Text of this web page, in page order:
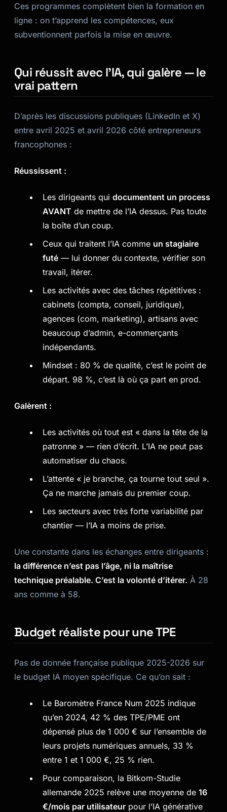
Ces programmes complètent bien la formation en
ligne : on t’apprend les compétences, eux
subventionnent parfois la mise en œuvre.
Qui réussit avec l’IA, qui galère — le
vrai pattern
D’après les discussions publiques (LinkedIn et X)
entre avril 2025 et avril 2026 côté entrepreneurs
francophones :
Réussissent :
Les dirigeants qui documentent un process
AVANT de mettre de l’IA dessus. Pas toute
la boîte d’un coup.
Ceux qui traitent l’IA comme un stagiaire
futé — lui donner du contexte, vérifier son
travail, itérer.
Les activités avec des tâches répétitives :
cabinets (compta, conseil, juridique),
agences (com, marketing), artisans avec
beaucoup d’admin, e-commerçants
indépendants.
Mindset : 80 % de qualité, c’est le point de
départ. 98 %, c’est là où ça part en prod.
Galèrent :
Les activités où tout est « dans la tête de la
patronne » — rien d’écrit. L’IA ne peut pas
automatiser du chaos.
L’attente « je branche, ça tourne tout seul ».
Ça ne marche jamais du premier coup.
Les secteurs avec très forte variabilité par
chantier — l’IA a moins de prise.
Une constante dans les échanges entre dirigeants :
la différence n’est pas l’âge, ni la maîtrise
technique préalable. C’est la volonté d’itérer. À 28
ans comme à 58.
Budget réaliste pour une TPE
Pas de donnée française publique 2025-2026 sur
le budget IA moyen spécifique. Ce qu’on sait :
Le Baromètre France Num 2025 indique
qu’en 2024, 42 % des TPE/PME ont
dépensé plus de 1 000 € sur l’ensemble de
leurs projets numériques annuels, 33 %
entre 1 et 1 000 €, 25 % rien.
Pour comparaison, la Bitkom-Studie
allemande 2025 relève une moyenne de 16
€/mois par utilisateur pour l’IA générative